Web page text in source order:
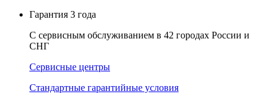
Гарантия 3 года
С сервисным обслуживанием в 42 городах России и
СНГ
Сервисные центры
Стандартные гарантийные условия